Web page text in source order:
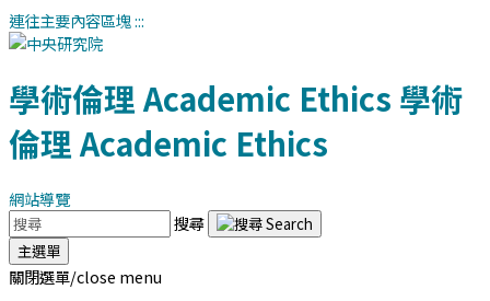
連往主要內容區塊:::
學術倫理Academic Ethics 學術
倫理Academic Ethics
網站導覽
搜尋
主選單
關閉選單/close menu